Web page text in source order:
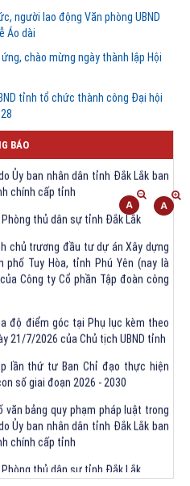
người lao động Văn phòng UBND
Áo dài
chào mừng ngày thành lập Hội
tỉnh tổ chức thành công Đại hội
BÁO
văn bảng quy phạm pháp luật trong
Ủy ban nhân dân tỉnh Đắk Lắk ban
chính cấp tỉnh
Phòng thủ dân sự tỉnh Đắk Lắk
Tuy Hòa, tỉnh Phú Yên (nay là
Công ty Cổ phần Tập đoàn công
21/7/2026 của Chủ tịch UBND tỉnh
số giai đoạn 2026 - 2030
Ủy ban nhân dân tỉnh Đắk Lắk ban
chính cấp tỉnh